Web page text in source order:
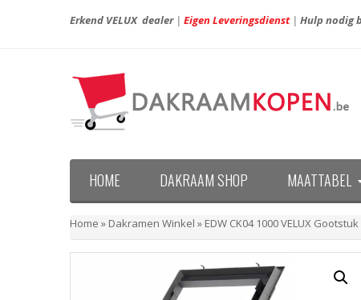
Erkend VELUX dealer| Eigen Leveringsdienst| Hulp nodig
HOME DAKRAAM SHOP MAATTABEL
Home » Dakramen Winkel » EDW CK04 1000 VELUX